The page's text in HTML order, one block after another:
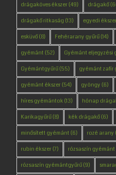
drágaköves ékszer(49) drágakő
drágakő ritkaság (13) egyedi
esküvő(8) Fehérarany gyűrű(14)
gyémánt (52) Gyémánt eljegyzési
Gyémántgyűrű(55) gyémánt zafír
gyémánt ékszer(54) gyöngy (6)
híres gyémántok(13) hónap
Karikagyűrű(8) kék drágakő(6)
minősített gyémánt (6) rozé arany
rubin ékszer(7) rózsaszín gyémánt
rózsaszín gyémántgyűrű(9)